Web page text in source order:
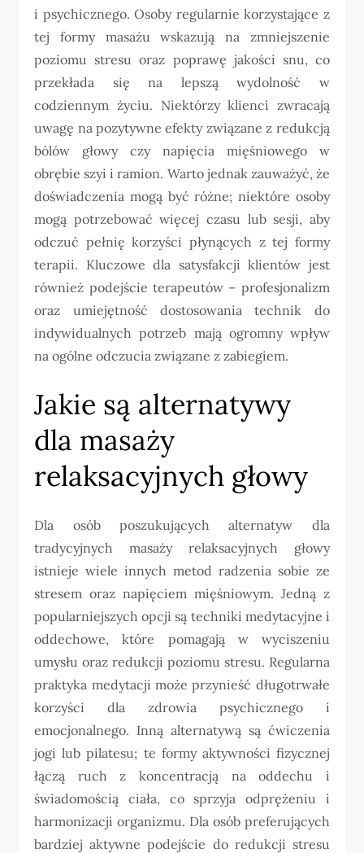
i psychicznego. Osoby regularnie korzystające z
tej formy masażu wskazują na zmniejszenie
poziomu stresu oraz poprawę jakości snu, co
przekłada się na lepszą wydolność w
codziennym życiu. Niektórzy klienci zwracają
uwagę na pozytywne efekty związane z redukcją
bólów głowy czy napięcia mięśniowego w
obrębie szyi i ramion. Warto jednak zauważyć, że
doświadczenia mogą być różne; niektóre osoby
mogą potrzebować więcej czasu lub sesji, aby
odczuć pełnię korzyści płynących z tej formy
terapii. Kluczowe dla satysfakcji klientów jest
również podejście terapeutów – profesjonalizm
oraz umiejętność dostosowania technik do
indywidualnych potrzeb mają ogromny wpływ
na ogólne odczucia związane z zabiegiem.
Jakie są alternatywy
dla masaży
relaksacyjnych głowy
Dla osób poszukujących alternatyw dla
tradycyjnych masaży relaksacyjnych głowy
istnieje wiele innych metod radzenia sobie ze
stresem oraz napięciem mięśniowym. Jedną z
popularniejszych opcji są techniki medytacyjne i
oddechowe, które pomagają w wyciszeniu
umysłu oraz redukcji poziomu stresu. Regularna
praktyka medytacji może przynieść długotrwałe
korzyści dla zdrowia psychicznego i
emocjonalnego. Inną alternatywą są ćwiczenia
jogi lub pilatesu; te formy aktywności fizycznej
łączą ruch z koncentracją na oddechu i
świadomością ciała, co sprzyja odprężeniu i
harmonizacji organizmu. Dla osób preferujących
bardziej aktywne podejście do redukcji stresu